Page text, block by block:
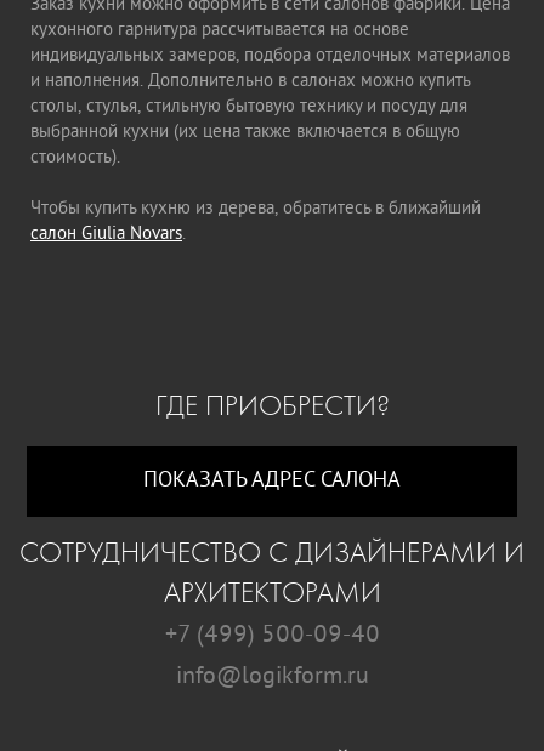
Заказ кухни можно оформить в сети салонов фабрики. Цена
кухонного гарнитура рассчитывается на основе
индивидуальных замеров, подбора отделочных материалов
и наполнения. Дополнительно в салонах можно купить
столы, стулья, стильную бытовую технику и посуду для
выбранной кухни (их цена также включается в общую
стоимость).
Чтобы купить кухню из дерева, обратитесь в ближайший
салон Giulia Novars.
ГДЕ ПРИОБРЕСТИ?
ПОКАЗАТЬ АДРЕС САЛОНА
СОТРУДНИЧЕСТВО С ДИЗАЙНЕРАМИ И
АРХИТЕКТОРАМИ
+7 (499) 500-09-40
info@logikform.ru